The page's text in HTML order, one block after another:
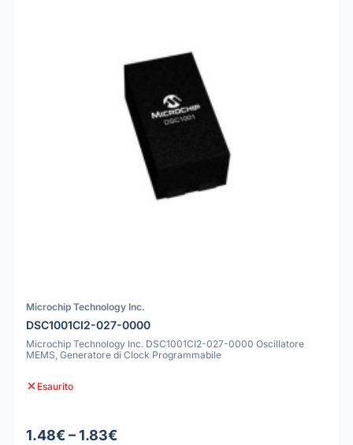
Microchip Technology Inc.
DSC1001CI2-027-0000
Microchip Technology Inc. DSC1001CI2-027-0000 Oscillatore
MEMS, Generatore di Clock Programmabile
Esaurito
1.48€ – 1.83€